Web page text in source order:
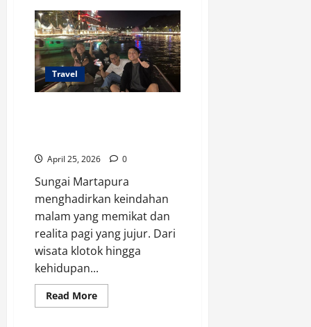
Iran
Pulih,
Bandara
Teheran
Kembali
Beroperasi
Travel
April 25, 2026 0
Sungai Martapura
menghadirkan keindahan
malam yang memikat dan
realita pagi yang jujur. Dari
wisata klotok hingga
kehidupan...
Read MoreRead
more